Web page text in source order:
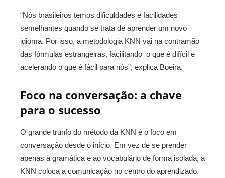
“Nós brasileiros temos dificuldades e facilidades
semelhantes quando se trata de aprender um novo
idioma. Por isso, a metodologia KNN vai na contramão
das fórmulas estrangeiras, facilitando o que é difícil e
acelerando o que é fácil para nós”, explica Boeira.
Foco na conversação: a chave
para o sucesso
O grande trunfo do método da KNN é o foco em
conversação desde o início. Em vez de se prender
apenas à gramática e ao vocabulário de forma isolada, a
KNN coloca a comunicação no centro do aprendizado.